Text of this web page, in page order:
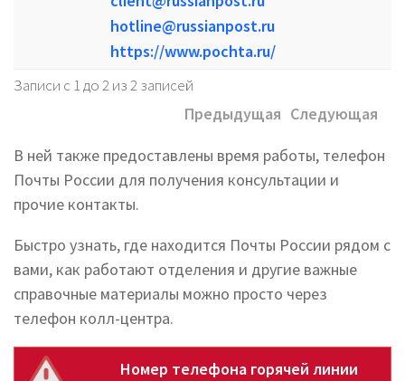
hotline@russianpost.ru
https://www.pochta.ru/
Записи с 1 до 2 из 2 записей
Предыдущая Следующая
В ней также предоставлены время работы, телефон
Почты России для получения консультации и
прочие контакты.
Быстро узнать, где находится Почты России рядом с
вами, как работают отделения и другие важные
справочные материалы можно просто через
телефон колл-центра.
Номер телефона горячей линии